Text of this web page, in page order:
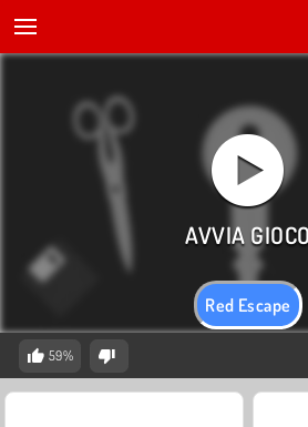
Red Escape
59%